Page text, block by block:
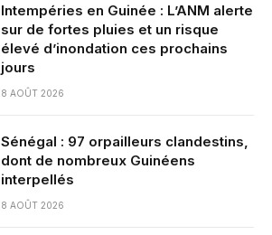
Intempéries en Guinée : L’ANM alerte
sur de fortes pluies et un risque
élevé d’inondation ces prochains
jours
8 AOÛT 2026
Sénégal : 97 orpailleurs clandestins,
dont de nombreux Guinéens
interpellés
8 AOÛT 2026